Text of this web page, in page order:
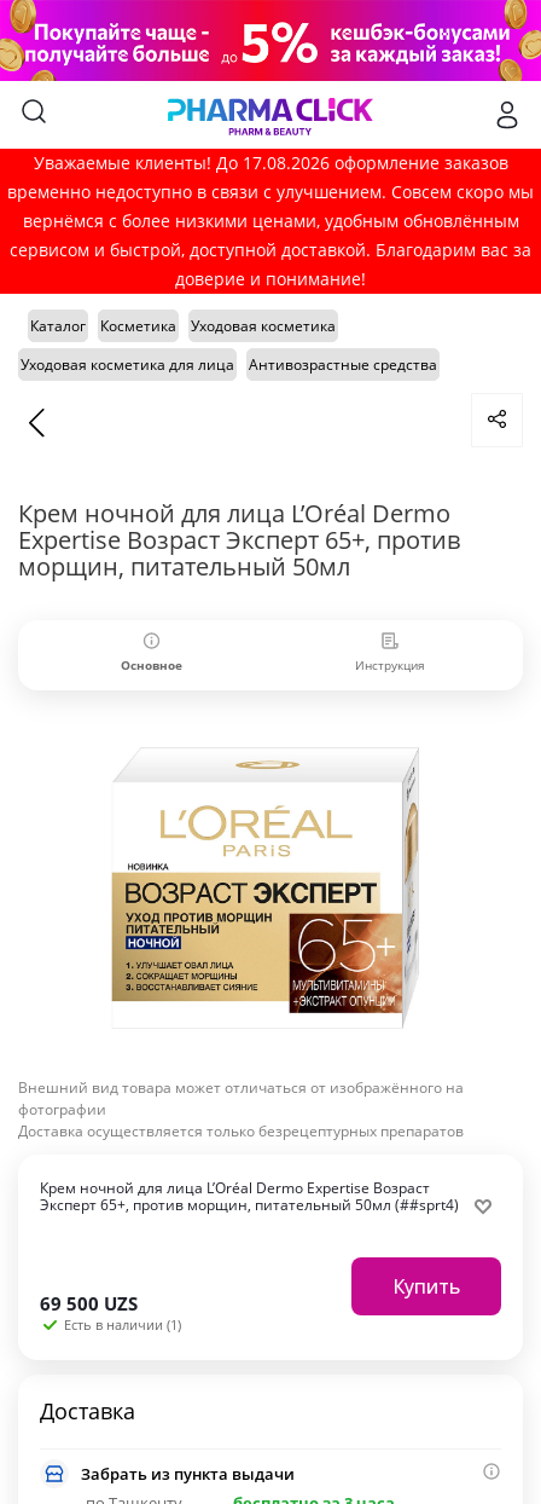
Уважаемые клиенты! До 17.08.2026 оформление заказов
временно недоступно в связи с улучшением. Совсем скоро мы
вернёмся с более низкими ценами, удобным обновлённым
сервисом и быстрой, доступной доставкой. Благодарим вас за
доверие и понимание!
Каталог Косметика
Уходовая косметика
Уходовая косметика для лица
Антивозрастные средства
Крем ночной для лица L’Oréal Dermo
Expertise Возраст Эксперт 65+, против
морщин, питательный 50мл
Основное Инструкция
Внешний вид товара может отличаться от изображённого на
фотографии
Доставка осуществляется только безрецептурных препаратов
Крем ночной для лица L’Oréal Dermo Expertise Возраст
Эксперт 65+, против морщин, питательный 50мл (##sprt4)
69 500 UZS
Есть в наличии (1)
Купить
Доставка
Забрать из пункта выдачи